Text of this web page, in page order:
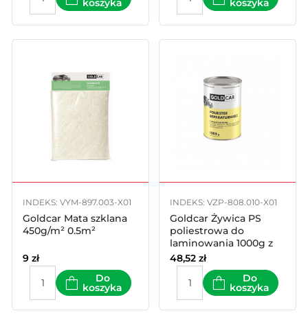
koszyka koszyka
INDEKS: VYM-897.003-X01
Goldcar Mata szklana
450g/m² 0.5m²
9 zł
Do
koszyka
INDEKS: VZP-808.010-X01
Goldcar Żywica PS
poliestrowa do
laminowania 1000g z
utwardzaczem
48,52 zł
Do
koszyka